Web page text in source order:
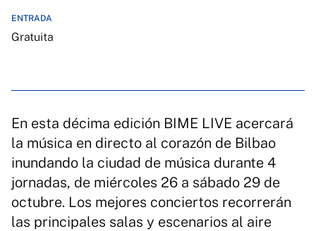
ENTRADA
Gratuita
En esta décima edición BIME LIVE acercará
la música en directo al corazón de Bilbao
inundando la ciudad de música durante 4
jornadas, de miércoles 26 a sábado 29 de
octubre. Los mejores conciertos recorrerán
las principales salas y escenarios al aire